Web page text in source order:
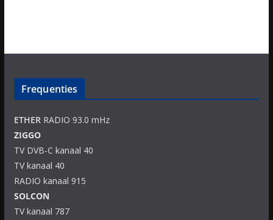
Frequenties
ETHERRADIO 93.0 mHz
ZIGGO
TV DVB-C kanaal 40
TV kanaal 40
RADIO kanaal 915
SOLCON
TV kanaal 787